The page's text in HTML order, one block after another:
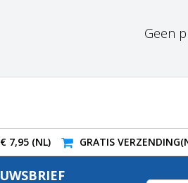
Geen
7,95 (NL)
GRATIS